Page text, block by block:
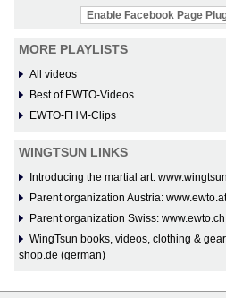
Enable Facebook Page
MORE PLAYLISTS
All videos
Best of EWTO-Videos
EWTO-FHM-Clips
WINGTSUN LINKS
Introducing the martial art:
Parent organization Austria:
Parent organization Swiss:
WingTsun books, videos, clothing &
shop.de (german)